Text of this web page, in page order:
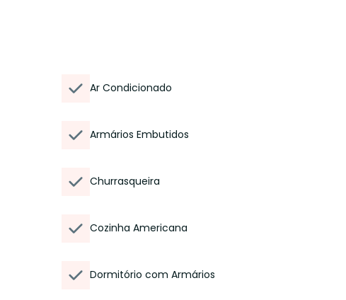
Ar Condicionado
Armários Embutidos
Churrasqueira
Cozinha Americana
Dormitório com Armários